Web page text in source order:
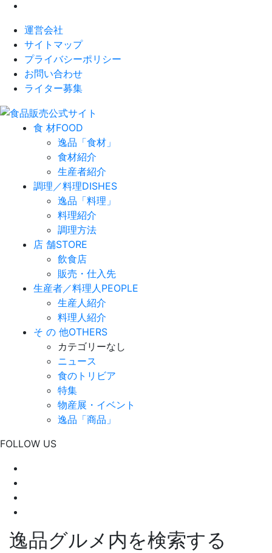
運営会社
サイトマップ
プライバシーポリシー
お問い合わせ
ライター募集
食 材FOOD
逸品「食材」
食材紹介
生産者紹介
調理／料理DISHES
逸品「料理」
料理紹介
調理方法
店 舗STORE
飲食店
販売・仕入先
生産者／料理人PEOPLE
生産人紹介
料理人紹介
そ の 他OTHERS
カテゴリーなし
ニュース
食のトリビア
特集
物産展・イベント
逸品「商品」
FOLLOW US
逸品グルメ内を検索する